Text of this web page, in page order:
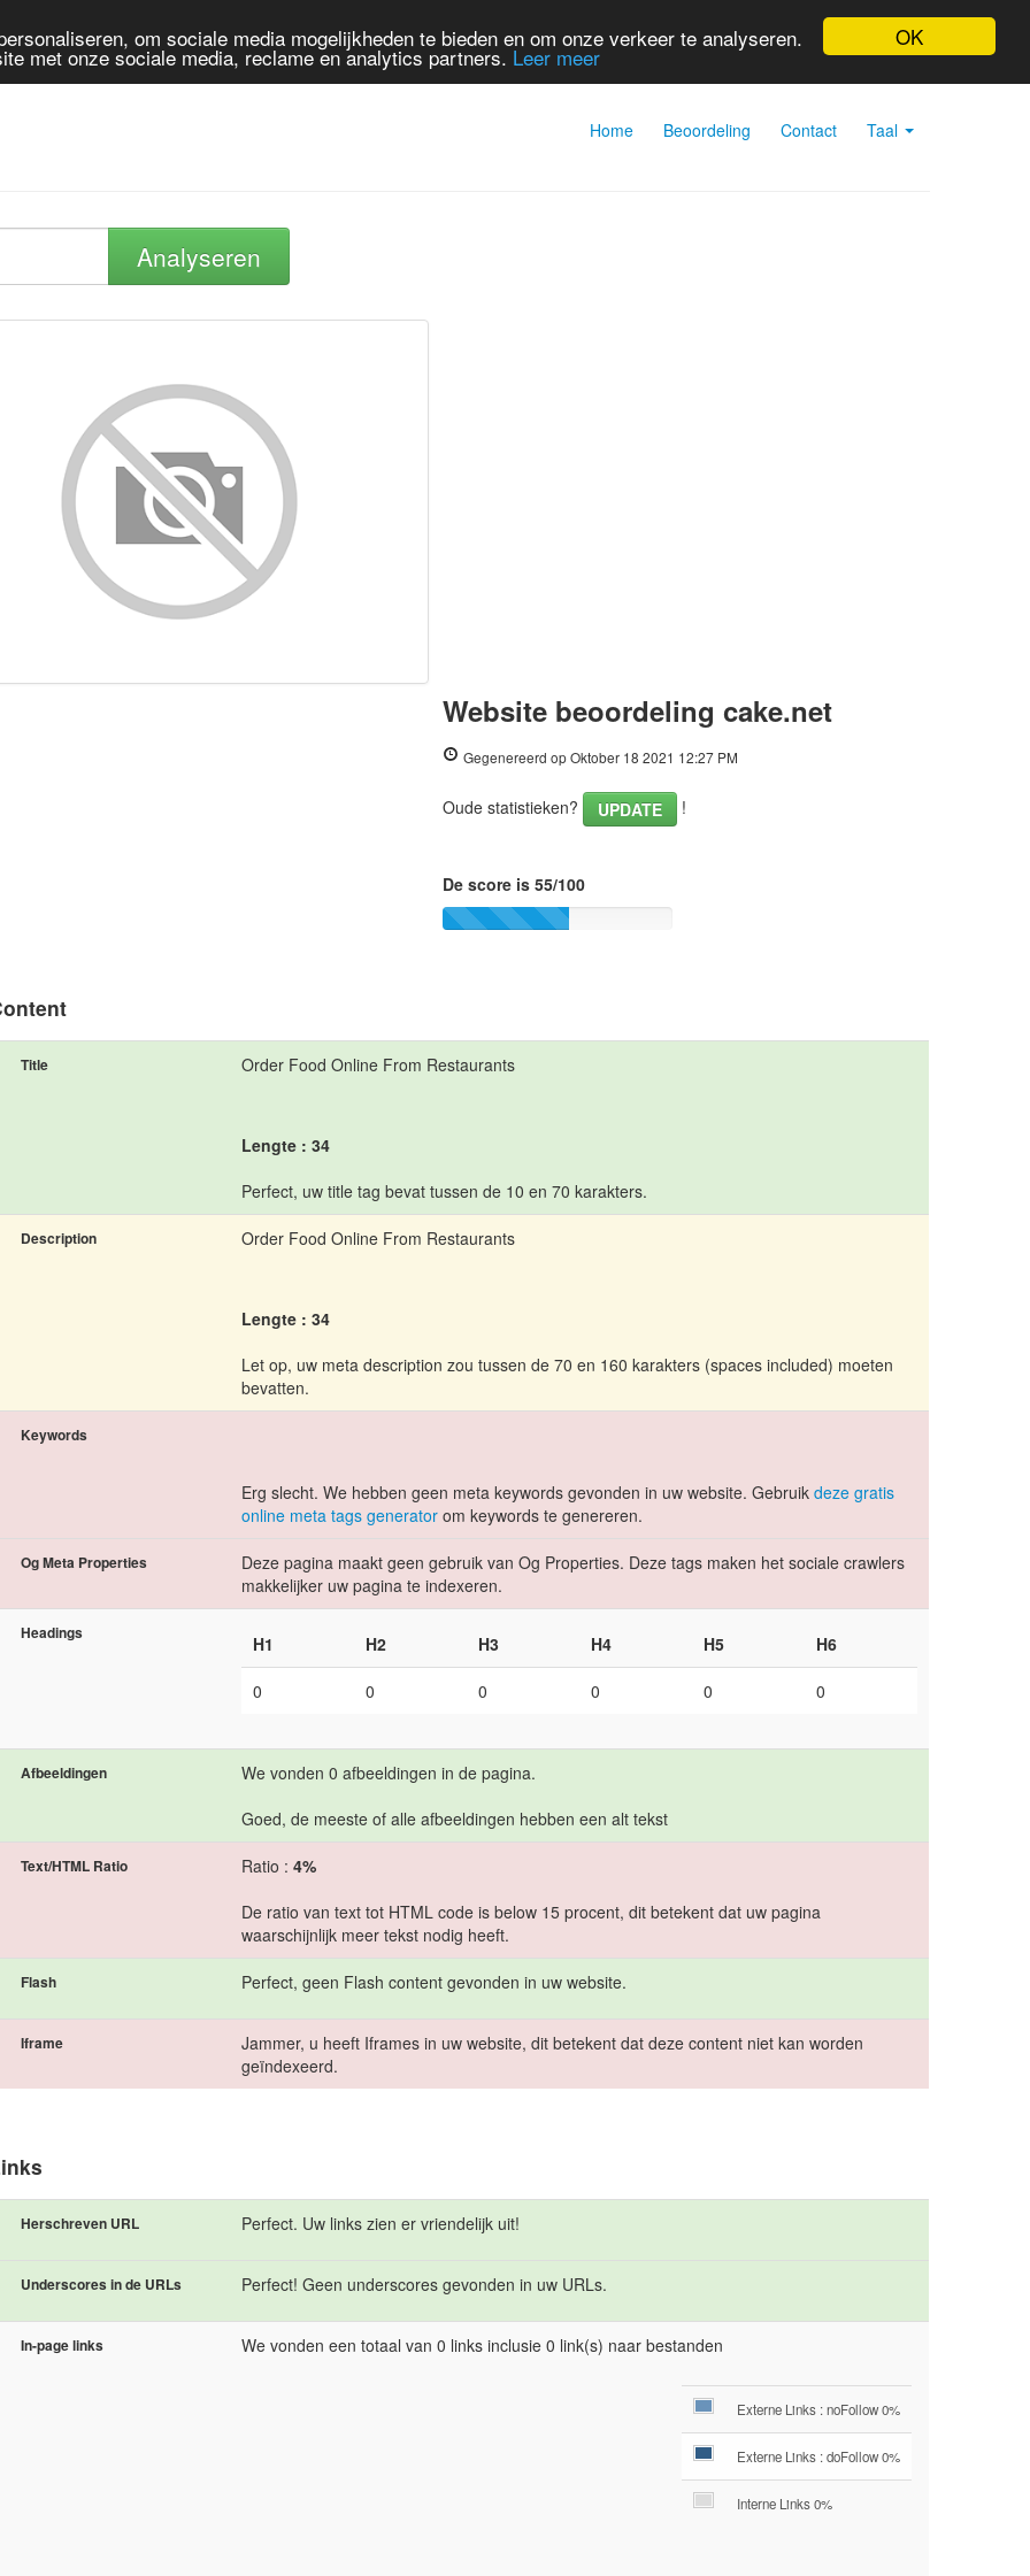
OK
om sociale media mogelijkheden te bieden en om onze verkeer te analyseren.
met onze sociale media, reclame en analytics partners. Leer meer
Home Beoordeling Contact Taal
Analyseren
Website beoordeling cake.net
Gegenereerd op Oktober 18 2021 12:27 PM
Oude statistieken? UPDATE !
De score is 55/100
Title Order Food Online From Restaurants
Lengte : 34
Perfect, uw title tag bevat tussen de 10 en 70 karakters.
Description Order Food Online From Restaurants
Lengte : 34
Let op, uw meta description zou tussen de 70 en 160 karakters (spaces included) moeten
bevatten.
Keywords
Erg slecht. We hebben geen meta keywords gevonden in uw website. Gebruik deze gratis
online meta tags generator om keywords te genereren.
Og Meta Properties
Deze pagina maakt geen gebruik van Og Properties. Deze tags maken het sociale crawlers
makkelijker uw pagina te indexeren.
Headings H1 H2 H3 H4 H5 H6
0 0 0 0 0 0
Afbeeldingen
We vonden 0 afbeeldingen in de pagina.
Goed, de meeste of alle afbeeldingen hebben een alt tekst
Text/HTML Ratio Ratio : 4%
De ratio van text tot HTML code is below 15 procent, dit betekent dat uw pagina
waarschijnlijk meer tekst nodig heeft.
Flash Perfect, geen Flash content gevonden in uw website.
Iframe
Jammer, u heeft Iframes in uw website, dit betekent dat deze content niet kan worden
geïndexeerd.
Herschreven URL Perfect. Uw links zien er vriendelijk uit!
Underscores in de URLs Perfect! Geen underscores gevonden in uw URLs.
In-page links We vonden een totaal van 0 links inclusie 0 link(s) naar bestanden
Externe Links : noFollow 0%
Externe Links : doFollow 0%
Interne Links 0%